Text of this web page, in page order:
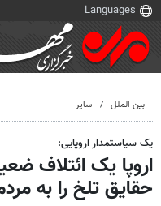
بین الملل سایر
یک سیاستمدار اروپایی:
اروپا یک ائتلاف
حقایق تلخ را به